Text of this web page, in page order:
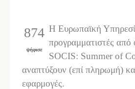
874
ψήφισε
Η Ευρωπαϊκή
προγραμματιστές
SOCIS: Summer of
αναπτύξουν (επί πληρωμή)
εφαρμογές.